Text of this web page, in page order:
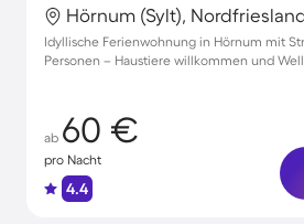
Hörnum (Sylt),
Idyllische Ferienwohnung in Hörnum mit
Personen – Haustiere willkommen und
ab 60 €
pro Nacht
4.4